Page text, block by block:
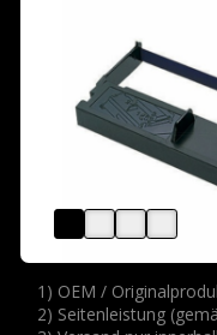
1) OEM /
2) Seitenleistung